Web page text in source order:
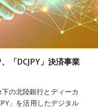
「DCJPY」決済事業
の北陸銀行とディーカ
」を活用したデジタル